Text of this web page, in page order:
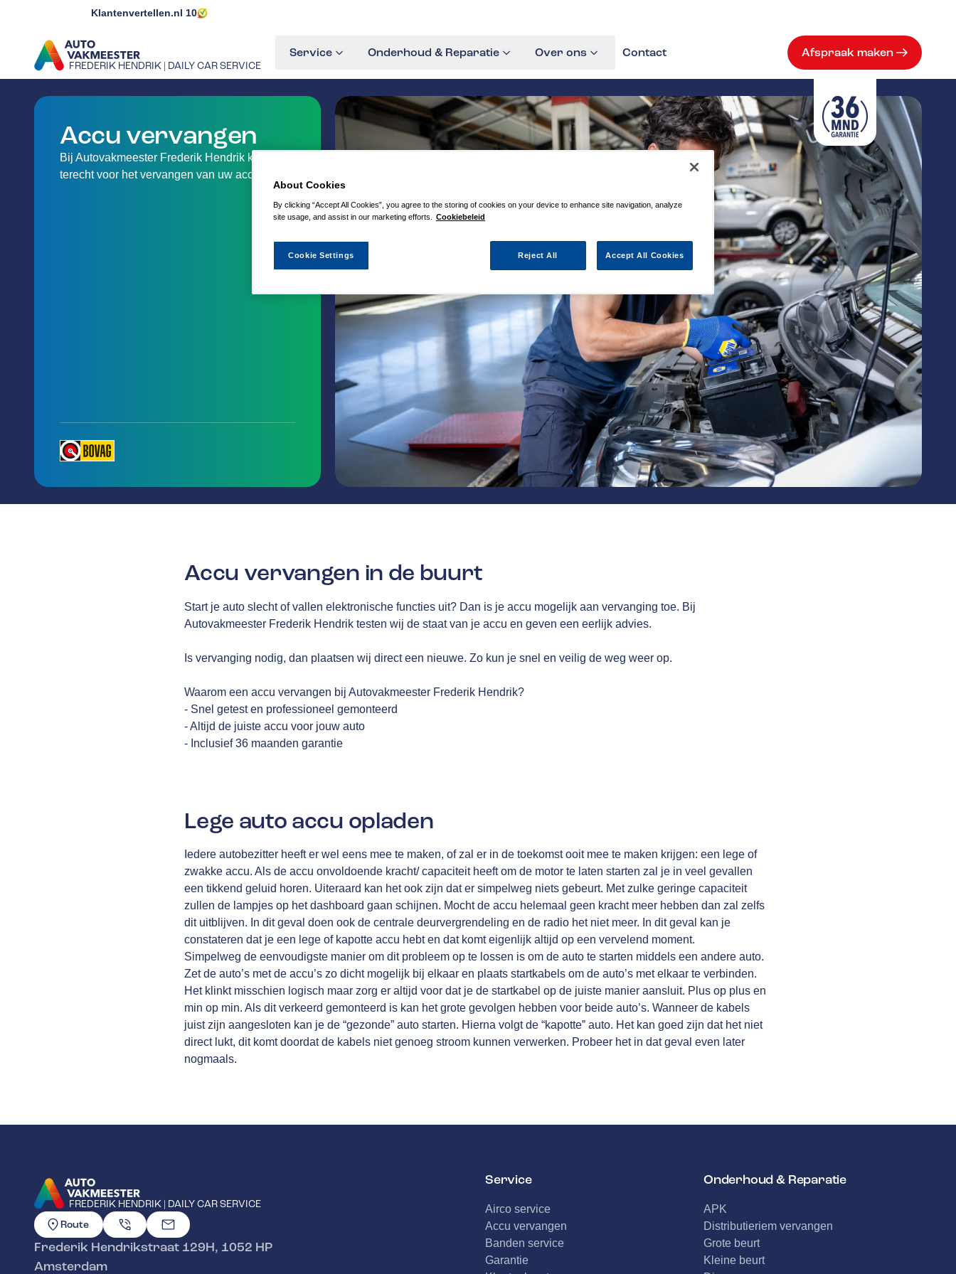
Klantenvertellen.nl 10
FREDERIK HENDRIK | DAILY CAR SERVICE
GA NAAR DE HOMEPAGINA
Service Onderhoud & Reparatie Over ons Contact Afspraak maken
Accu vervangen
Bij Autovakmeester Frederik Hendrik kan je
terecht voor het vervangen van uw accu.
Accu vervangen in de buurt
Start je auto slecht of vallen elektronische functies uit? Dan is je accu mogelijk aan vervanging toe. Bij
Autovakmeester Frederik Hendrik testen wij de staat van je accu en geven een eerlijk advies.
Is vervanging nodig, dan plaatsen wij direct een nieuwe. Zo kun je snel en veilig de weg weer op.
Waarom een accu vervangen bij Autovakmeester Frederik Hendrik?
- Snel getest en professioneel gemonteerd
- Altijd de juiste accu voor jouw auto
- Inclusief 36 maanden garantie
Lege auto accu opladen
Iedere autobezitter heeft er wel eens mee te maken, of zal er in de toekomst ooit mee te maken krijgen: een lege of
zwakke accu. Als de accu onvoldoende kracht/ capaciteit heeft om de motor te laten starten zal je in veel gevallen
een tikkend geluid horen. Uiteraard kan het ook zijn dat er simpelweg niets gebeurt. Met zulke geringe capaciteit
zullen de lampjes op het dashboard gaan schijnen. Mocht de accu helemaal geen kracht meer hebben dan zal zelfs
dit uitblijven. In dit geval doen ook de centrale deurvergrendeling en de radio het niet meer. In dit geval kan je
constateren dat je een lege of kapotte accu hebt en dat komt eigenlijk altijd op een vervelend moment.
Simpelweg de eenvoudigste manier om dit probleem op te lossen is om de auto te starten middels een andere auto.
Zet de auto’s met de accu’s zo dicht mogelijk bij elkaar en plaats startkabels om de auto’s met elkaar te verbinden.
Het klinkt misschien logisch maar zorg er altijd voor dat je de startkabel op de juiste manier aansluit. Plus op plus en
min op min. Als dit verkeerd gemonteerd is kan het grote gevolgen hebben voor beide auto’s. Wanneer de kabels
juist zijn aangesloten kan je de “gezonde” auto starten. Hierna volgt de “kapotte” auto. Het kan goed zijn dat het niet
direct lukt, dit komt doordat de kabels niet genoeg stroom kunnen verwerken. Probeer het in dat geval even later
nogmaals.
FREDERIK HENDRIK | DAILY CAR SERVICE
GA NAAR DE HOMEPAGINA
Route
Frederik Hendrikstraat 129H, 1052 HP
Amsterdam
Service
Airco service
Accu vervangen
Banden service
Garantie
Onderhoud & Reparatie
APK
Distributieriem vervangen
Grote beurt
Kleine beurt
About Cookies
By clicking “Accept All Cookies”, you agree to the storing of cookies on your device to enhance site navigation, analyze
site usage, and assist in our marketing efforts.
Cookiebeleid
Reject All Accept All Cookies
Cookie Settings